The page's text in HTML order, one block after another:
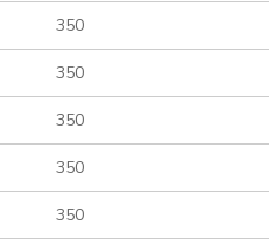
350
350
350
350
350